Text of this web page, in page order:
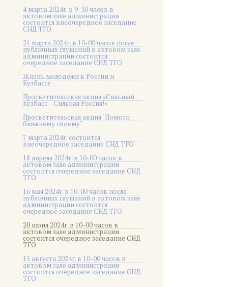
4 марта 2024г. в 9-30 часов в
актовом зале администрации
состоится внеочередное заседание
СНД ТГО
21 марта 2024г. в 10-00 часов после
публичных слушаний в актовом зале
администрации состоится
очередное заседание СНД ТГО
Жизнь молодёжи в России и
Кузбассе
Просветительская акция «Сильный
Кузбасс – Сильная Россия!»
Просветительская акция "Помоги
ближнему своему"
7 марта 2024г. состоится
внеочередное заседание СНД ТГО
18 апреля 2024г. в 10-00 часов в
актовом зале администрации
состоится очередное заседание СНД
ТГО
16 мая 2024г. в 10-00 часов после
публичных слушаний в актовом зале
администрации состоится
очередное заседание СНД ТГО
20 июня 2024г. в 10-00 часов в
актовом зале администрации
состоится очередное заседание СНД
ТГО
15 августа 2024г. в 10-00 часов в
актовом зале администрации
состоится очередное заседание СНД
ТГО